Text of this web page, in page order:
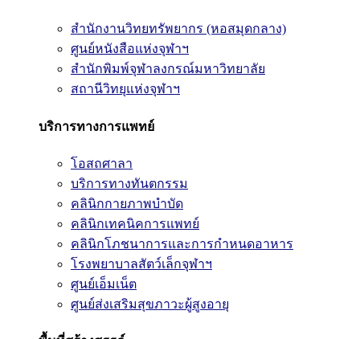
สำนักงานวิทยทรัพยากร (หอสมุดกลาง)
ศูนย์หนังสือแห่งจุฬาฯ
สำนักพิมพ์จุฬาลงกรณ์มหาวิทยาลัย
สถานีวิทยุแห่งจุฬาฯ
บริการทางการแพทย์
โอสถศาลา
บริการทางทันตกรรม
คลินิกกายภาพบำบัด
คลินิกเทคนิคการแพทย์
คลินิกโภชนาการและการกำหนดอาหาร
โรงพยาบาลสัตว์เล็กจุฬาฯ
ศูนย์เอ็มเน็ต
ศูนย์ส่งเสริมสุขภาวะผู้สูงอายุ